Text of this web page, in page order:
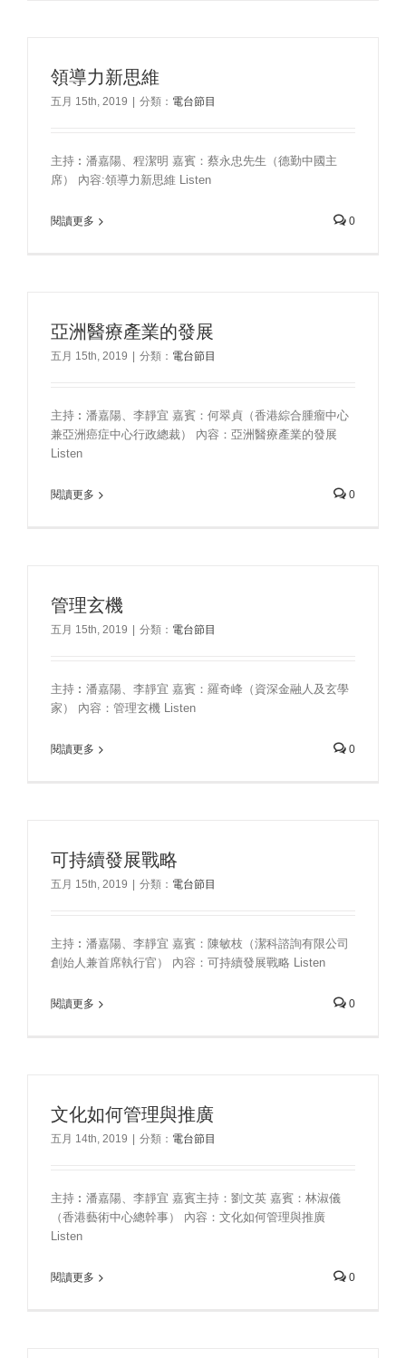
領導力新思維
五月 15th, 2019 分類： 電台節目
主持︰潘嘉陽、程潔明 嘉賓：蔡永忠先生（德勤中國主
席） 內容:領導力新思維 Listen
閱讀更多 0
亞洲醫療產業的發展
五月 15th, 2019 分類： 電台節目
主持︰潘嘉陽、李靜宜 嘉賓：何翠貞（香港綜合腫瘤中心
兼亞洲癌症中心行政總裁） 內容：亞洲醫療產業的發展
Listen
閱讀更多 0
管理玄機
五月 15th, 2019 分類： 電台節目
主持︰潘嘉陽、李靜宜 嘉賓：羅奇峰（資深金融人及玄學
家） 內容：管理玄機 Listen
閱讀更多 0
可持續發展戰略
五月 15th, 2019 分類： 電台節目
主持︰潘嘉陽、李靜宜 嘉賓：陳敏枝（潔科諮詢有限公司
創始人兼首席執行官） 內容：可持續發展戰略 Listen
閱讀更多 0
文化如何管理與推廣
五月 14th, 2019 分類： 電台節目
主持︰潘嘉陽、李靜宜 嘉賓主持：劉文英 嘉賓：林淑儀
（香港藝術中心總幹事） 內容：文化如何管理與推廣
Listen
閱讀更多 0